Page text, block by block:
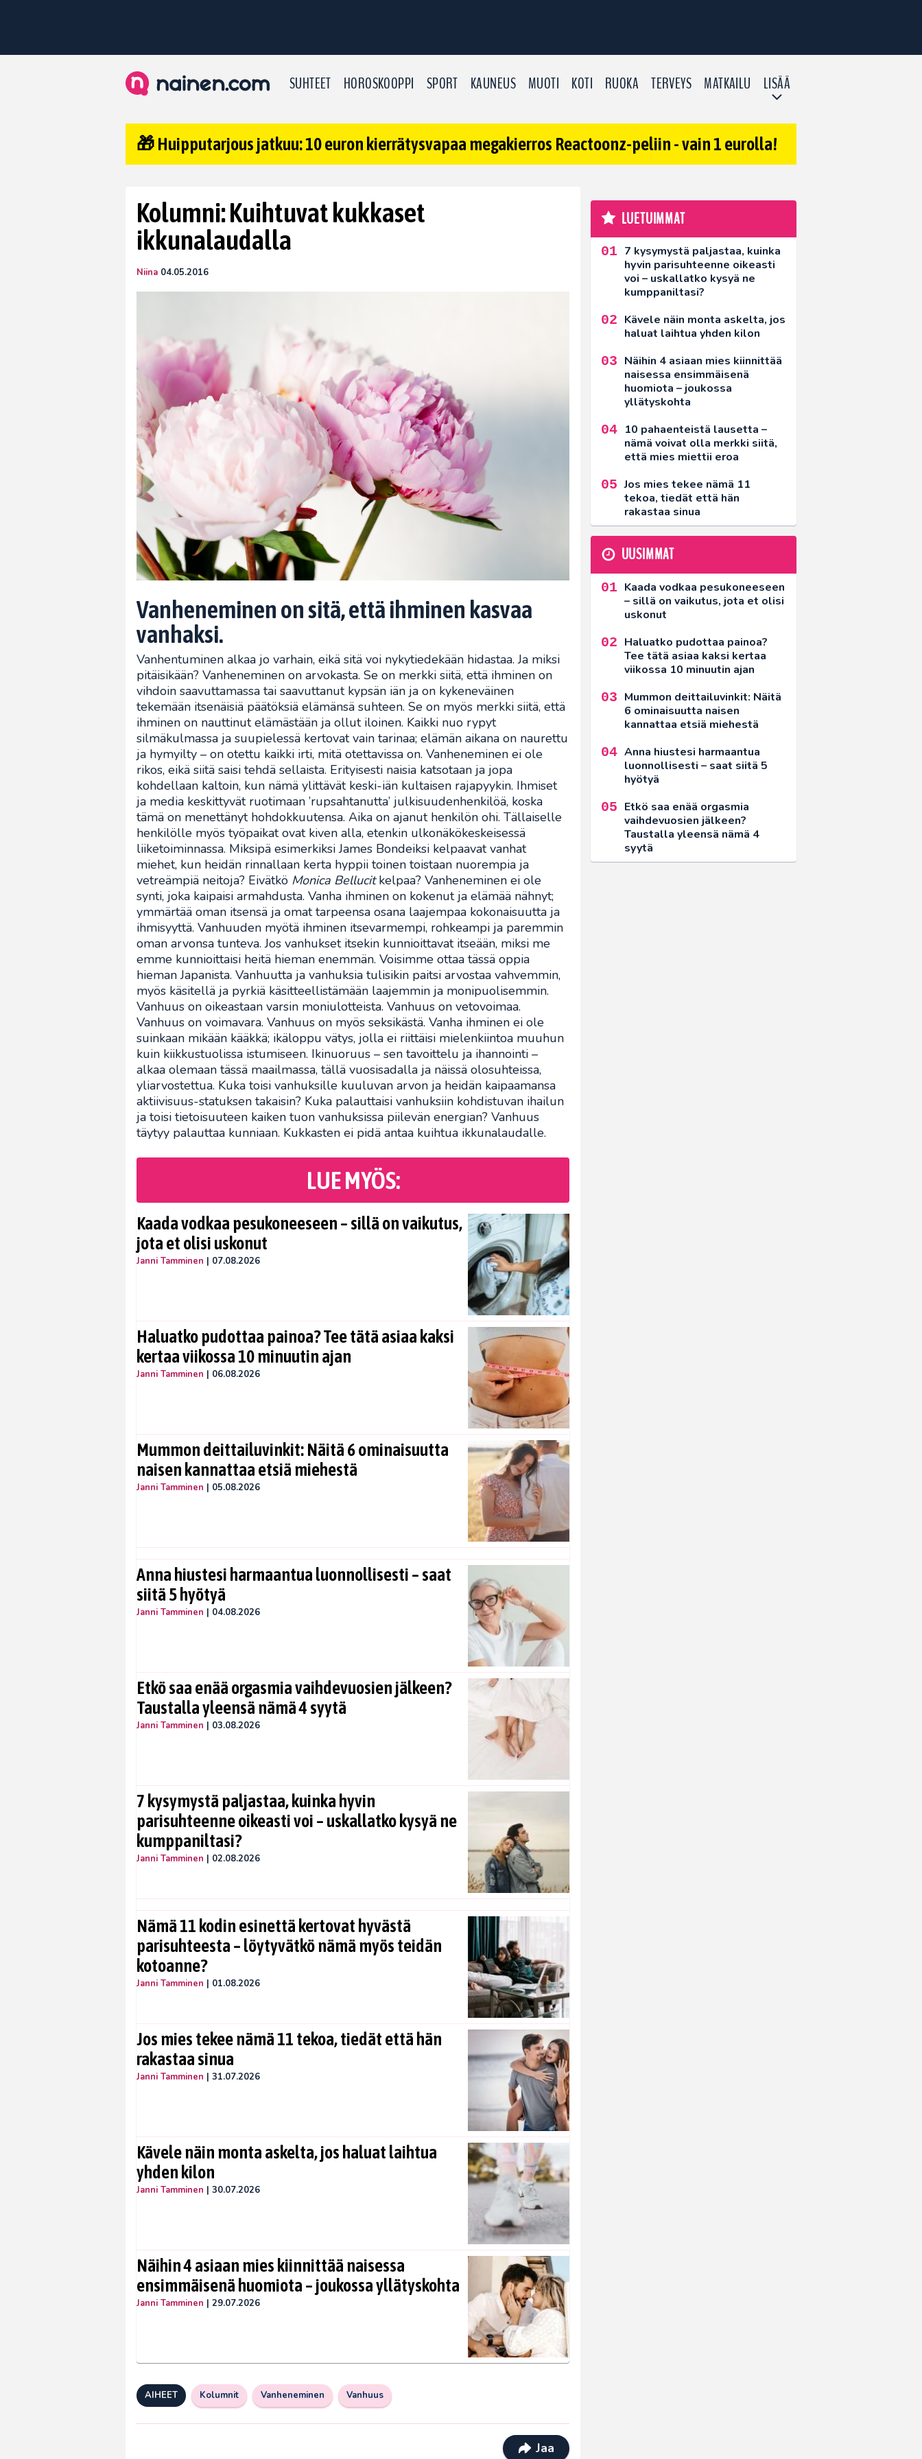
SUHTEET HOROSKOOPPI SPORT KAUNEUS MUOTI KOTI RUOKA TERVEYS MATKAILU LISÄÄ
🎁 Huipputarjous jatkuu: 10 euron kierrätysvapaa megakierros Reactoonz-peliin - vain 1 eurolla!
Kolumni: Kuihtuvat kukkaset
ikkunalaudalla
Niina 04.05.2016
Vanheneminen on sitä, että ihminen kasvaa
vanhaksi.
Vanhentuminen alkaa jo varhain, eikä sitä voi nykytiedekään hidastaa. Ja miksi
pitäisikään? Vanheneminen on arvokasta. Se on merkki siitä, että ihminen on
vihdoin saavuttamassa tai saavuttanut kypsän iän ja on kykeneväinen
tekemään itsenäisiä päätöksiä elämänsä suhteen. Se on myös merkki siitä, että
ihminen on nauttinut elämästään ja ollut iloinen. Kaikki nuo rypyt
silmäkulmassa ja suupielessä kertovat vain tarinaa; elämän aikana on naurettu
ja hymyilty – on otettu kaikki irti, mitä otettavissa on. Vanheneminen ei ole
rikos, eikä siitä saisi tehdä sellaista. Erityisesti naisia katsotaan ja jopa
kohdellaan kaltoin, kun nämä ylittävät keski-iän kultaisen rajapyykin. Ihmiset
ja media keskittyvät ruotimaan ’rupsahtanutta’ julkisuudenhenkilöä, koska
tämä on menettänyt hohdokkuutensa. Aika on ajanut henkilön ohi. Tällaiselle
henkilölle myös työpaikat ovat kiven alla, etenkin ulkonäkökeskeisessä
liiketoiminnassa. Miksipä esimerkiksi James Bondeiksi kelpaavat vanhat
miehet, kun heidän rinnallaan kerta hyppii toinen toistaan nuorempia ja
vetreämpiä neitoja? Eivätkö Monica Bellucitkelpaa? Vanheneminen ei ole
synti, joka kaipaisi armahdusta. Vanha ihminen on kokenut ja elämää nähnyt;
ymmärtää oman itsensä ja omat tarpeensa osana laajempaa kokonaisuutta ja
ihmisyyttä. Vanhuuden myötä ihminen itsevarmempi, rohkeampi ja paremmin
oman arvonsa tunteva. Jos vanhukset itsekin kunnioittavat itseään, miksi me
emme kunnioittaisi heitä hieman enemmän. Voisimme ottaa tässä oppia
hieman Japanista. Vanhuutta ja vanhuksia tulisikin paitsi arvostaa vahvemmin,
myös käsitellä ja pyrkiä käsitteellistämään laajemmin ja monipuolisemmin.
Vanhuus on oikeastaan varsin moniulotteista. Vanhuus on vetovoimaa.
Vanhuus on voimavara. Vanhuus on myös seksikästä. Vanha ihminen ei ole
suinkaan mikään kääkkä; ikäloppu vätys, jolla ei riittäisi mielenkiintoa muuhun
kuin kiikkustuolissa istumiseen. Ikinuoruus – sen tavoittelu ja ihannointi –
alkaa olemaan tässä maailmassa, tällä vuosisadalla ja näissä olosuhteissa,
yliarvostettua. Kuka toisi vanhuksille kuuluvan arvon ja heidän kaipaamansa
aktiivisuus-statuksen takaisin? Kuka palauttaisi vanhuksiin kohdistuvan ihailun
ja toisi tietoisuuteen kaiken tuon vanhuksissa piilevän energian? Vanhuus
täytyy palauttaa kunniaan. Kukkasten ei pidä antaa kuihtua ikkunalaudalle.
LUE MYÖS:
Kaada vodkaa pesukoneeseen – sillä on vaikutus,
jota et olisi uskonut
Janni Tamminen | 07.08.2026
Haluatko pudottaa painoa? Tee tätä asiaa kaksi
kertaa viikossa 10 minuutin ajan
Janni Tamminen | 06.08.2026
Mummon deittailuvinkit: Näitä 6 ominaisuutta
naisen kannattaa etsiä miehestä
Janni Tamminen | 05.08.2026
Anna hiustesi harmaantua luonnollisesti – saat
siitä 5 hyötyä
Janni Tamminen | 04.08.2026
Etkö saa enää orgasmia vaihdevuosien jälkeen?
Taustalla yleensä nämä 4 syytä
Janni Tamminen | 03.08.2026
7 kysymystä paljastaa, kuinka hyvin
parisuhteenne oikeasti voi – uskallatko kysyä ne
kumppaniltasi?
Janni Tamminen | 02.08.2026
Nämä 11 kodin esinettä kertovat hyvästä
parisuhteesta – löytyvätkö nämä myös teidän
kotoanne?
Janni Tamminen | 01.08.2026
Jos mies tekee nämä 11 tekoa, tiedät että hän
rakastaa sinua
Janni Tamminen | 31.07.2026
Kävele näin monta askelta, jos haluat laihtua
yhden kilon
Janni Tamminen | 30.07.2026
Näihin 4 asiaan mies kiinnittää naisessa
ensimmäisenä huomiota – joukossa yllätyskohta
Janni Tamminen | 29.07.2026
AIHEET Kolumnit Vanheneminen Vanhuus
Jaa
LUETUIMMAT
7 kysymystä paljastaa, kuinka
hyvin parisuhteenne oikeasti
voi – uskallatko kysyä ne
kumppaniltasi?
Kävele näin monta askelta, jos
haluat laihtua yhden kilon
Näihin 4 asiaan mies kiinnittää
naisessa ensimmäisenä
huomiota – joukossa
yllätyskohta
10 pahaenteistä lausetta –
nämä voivat olla merkki siitä,
että mies miettii eroa
Jos mies tekee nämä 11
tekoa, tiedät että hän
rakastaa sinua
UUSIMMAT
Kaada vodkaa pesukoneeseen
– sillä on vaikutus, jota et olisi
uskonut
Haluatko pudottaa painoa?
Tee tätä asiaa kaksi kertaa
viikossa 10 minuutin ajan
Mummon deittailuvinkit: Näitä
6 ominaisuutta naisen
kannattaa etsiä miehestä
Anna hiustesi harmaantua
luonnollisesti – saat siitä 5
hyötyä
Etkö saa enää orgasmia
vaihdevuosien jälkeen?
Taustalla yleensä nämä 4
syytä